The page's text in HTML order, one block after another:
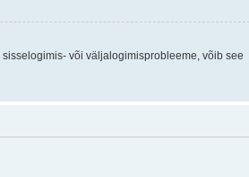
või väljalogimisprobleeme, võib see